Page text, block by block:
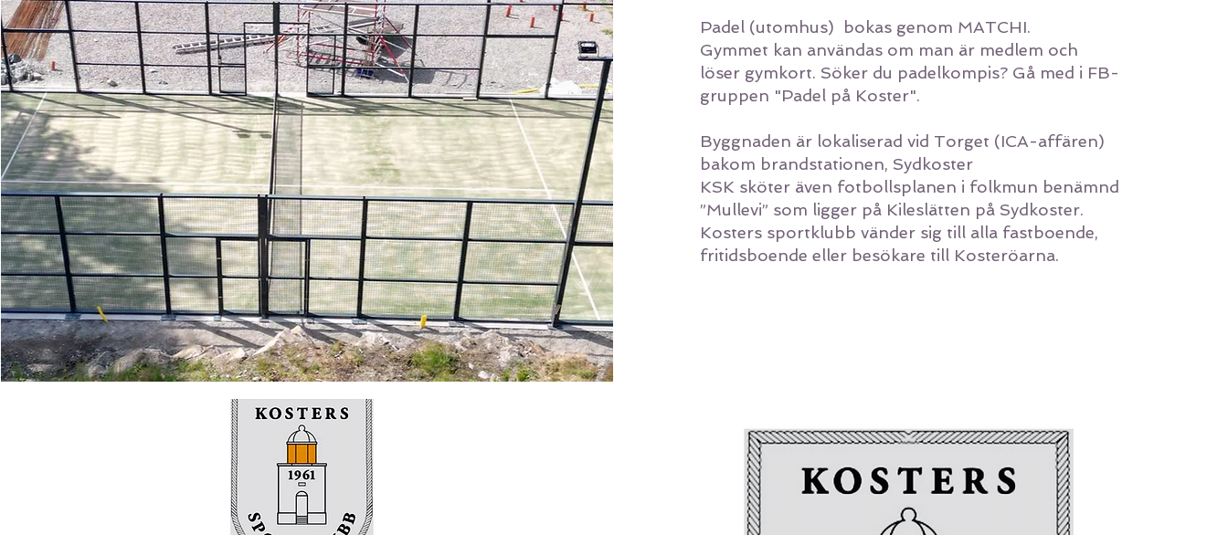
Padel (utomhus) bokas genom MATCHI.
Gymmet kan användas om man är medlem och
löser gymkort. Söker du padelkompis? Gå med i FB-
gruppen "Padel på Koster".
Byggnaden är lokaliserad vid Torget (ICA-affären)
bakom brandstationen, Sydkoster
KSK sköter även fotbollsplanen i folkmun benämnd
”Mullevi” som ligger på Kileslätten på Sydkoster.
Kosters sportklubb vänder sig till alla fastboende,
fritidsboende eller besökare till Kosteröarna.